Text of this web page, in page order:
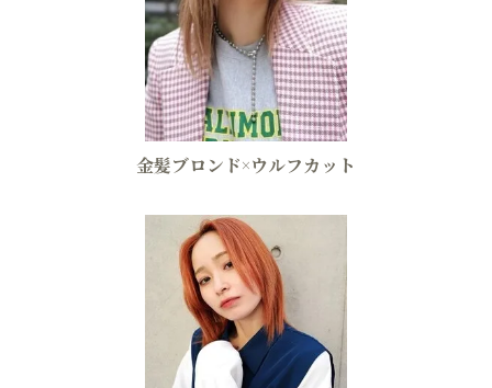
金髪ブロンド×ウルフカット